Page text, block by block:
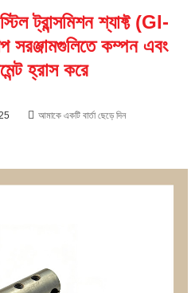
ট্রান্সমিশন শ্যাফ্ট (GI-
কম্পন এবং
হ্রাস করে
আমাকে একটি বার্তা ছেড়ে দিন